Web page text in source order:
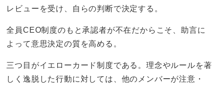
レビューを受け、自らの判断で決定する。
全員CEO制度のもと承認者が不在だからこそ、助言に
よって意思決定の質を高める。
三つ目がイエローカード制度である。理念やルールを著
しく逸脱した行動に対しては、他のメンバーが注意・